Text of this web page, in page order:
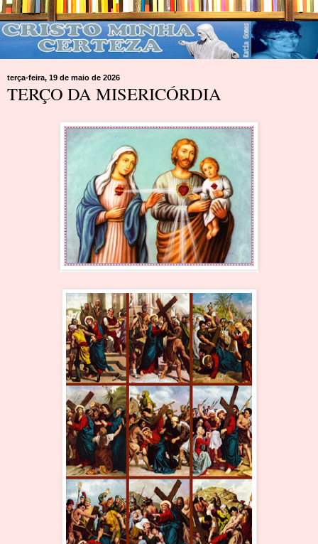
terça-feira, 19 de maio de 2026
TERÇO DA MISERICÓRDIA